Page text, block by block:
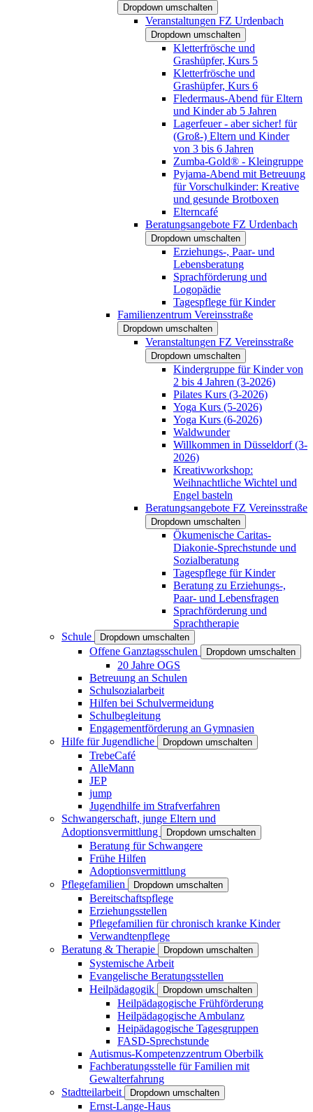
Dropdown umschalten
Veranstaltungen FZ Urdenbach
Dropdown umschalten
Kletterfrösche und
Grashüpfer, Kurs 5
Kletterfrösche und
Grashüpfer, Kurs 6
Fledermaus-Abend für Eltern
und Kinder ab 5 Jahren
Lagerfeuer - aber sicher! für
(Groß-) Eltern und Kinder
von 3 bis 6 Jahren
Zumba-Gold® - Kleingruppe
Pyjama-Abend mit Betreuung
für Vorschulkinder: Kreative
und gesunde Brotboxen
Elterncafé
Beratungsangebote FZ Urdenbach
Dropdown umschalten
Erziehungs-, Paar- und
Lebensberatung
Sprachförderung und
Logopädie
Tagespflege für Kinder
Familienzentrum Vereinsstraße
Dropdown umschalten
Veranstaltungen FZ Vereinsstraße
Dropdown umschalten
Kindergruppe für Kinder von
2 bis 4 Jahren (3-2026)
Pilates Kurs (3-2026)
Yoga Kurs (5-2026)
Yoga Kurs (6-2026)
Waldwunder
Willkommen in Düsseldorf (3-
2026)
Kreativworkshop:
Weihnachtliche Wichtel und
Engel basteln
Beratungsangebote FZ Vereinsstraße
Dropdown umschalten
Ökumenische Caritas-
Diakonie-Sprechstunde und
Sozialberatung
Tagespflege für Kinder
Beratung zu Erziehungs-,
Paar- und Lebensfragen
Sprachförderung und
Sprachtherapie
Schule
Dropdown umschalten
Offene Ganztagsschulen Dropdown umschalten
20 Jahre OGS
Betreuung an Schulen
Schulsozialarbeit
Hilfen bei Schulvermeidung
Schulbegleitung
Engagementförderung an Gymnasien
Hilfe für Jugendliche
Dropdown umschalten
TrebeCafé
AlleMann
JEP
jump
Jugendhilfe im Strafverfahren
Schwangerschaft, junge Eltern und
Adoptionsvermittlung
Dropdown umschalten
Beratung für Schwangere
Frühe Hilfen
Adoptionsvermittlung
Pflegefamilien
Dropdown umschalten
Bereitschaftspflege
Erziehungsstellen
Pflegefamilien für chronisch kranke Kinder
Verwandtenpflege
Beratung & Therapie
Dropdown umschalten
Systemische Arbeit
Evangelische Beratungsstellen
Heilpädagogik
Dropdown umschalten
Heilpädagogische Frühförderung
Heilpädagogische Ambulanz
Heipädagogische Tagesgruppen
FASD-Sprechstunde
Autismus-Kompetenzzentrum Oberbilk
Fachberatungsstelle für Familien mit
Gewalterfahrung
Stadtteilarbeit
Dropdown umschalten
Ernst-Lange-Haus